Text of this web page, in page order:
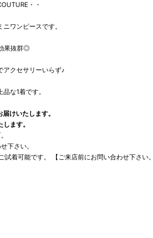
・・
ワンピースです。
果抜群◎
アクセサリーいらず♪
な1着です。
けいたします。
ます。
下さい。
試着可能です。 【ご来店前にお問い合わせ下さい